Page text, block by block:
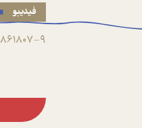
فیدیبو
9